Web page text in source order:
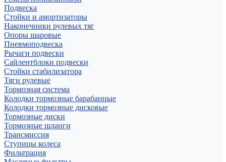
Подвеска
Стойки и амортизаторы
Наконечники рулевых тяг
Опоры шаровые
Пневмоподвеска
Рычаги подвески
Сайлентблоки подвески
Стойки стабилизатора
Тяги рулевые
Тормозная система
Колодки тормозные барабанные
Колодки тормозные дисковые
Тормозные диски
Тормозные шланги
Трансмиссия
Ступицы колеса
Фильтрация